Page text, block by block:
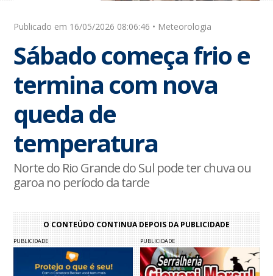
Publicado em 16/05/2026 08:06:46 • Meteorologia
Sábado começa frio e
termina com nova
queda de
temperatura
Norte do Rio Grande do Sul pode ter chuva ou
garoa no período da tarde
O CONTEÚDO CONTINUA DEPOIS DA PUBLICIDADE
PUBLICIDADE PUBLICIDADE